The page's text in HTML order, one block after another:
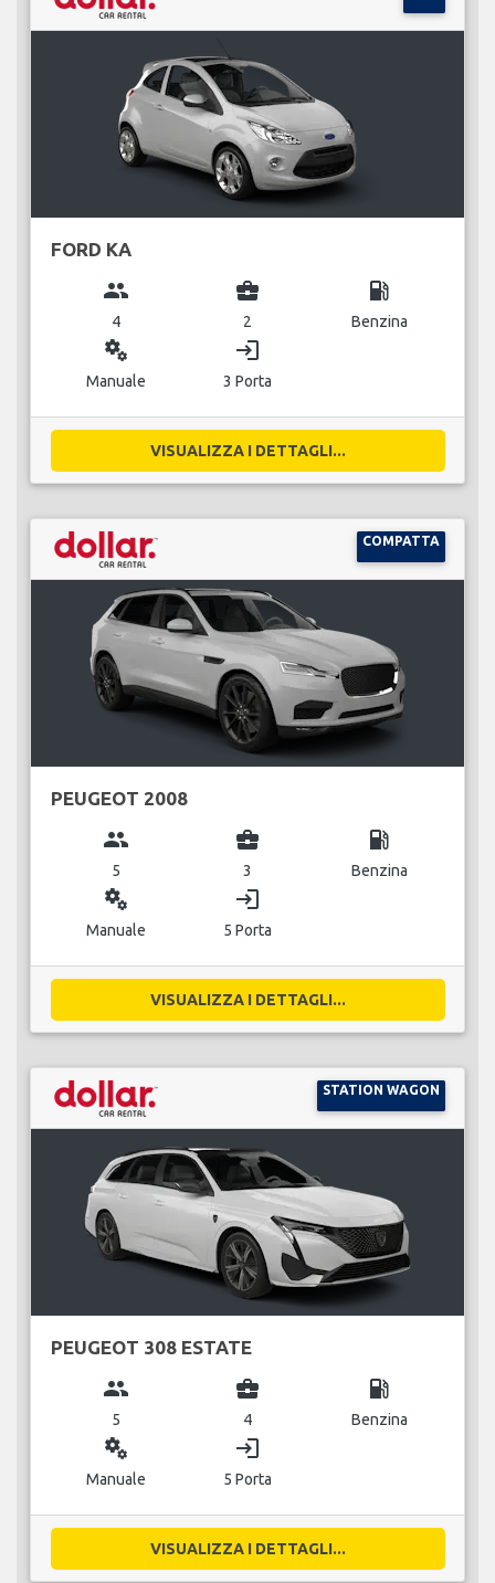
FORD KA
group
4
business_center
2
local_gas_station
Benzina
miscellaneous_services
Manuale
login
3 Porta
VISUALIZZA I DETTAGLI...
COMPATTA
PEUGEOT 2008
group
5
business_center
3
local_gas_station
Benzina
miscellaneous_services
Manuale
login
5 Porta
VISUALIZZA I DETTAGLI...
STATION WAGON
PEUGEOT 308 ESTATE
group
5
business_center
4
local_gas_station
Benzina
miscellaneous_services
Manuale
login
5 Porta
VISUALIZZA I DETTAGLI...